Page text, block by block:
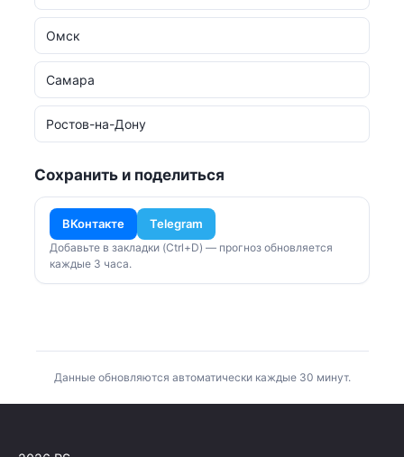
Омск
Самара
Ростов-на-Дону
Сохранить и поделиться
ВКонтакте Telegram
Добавьте в закладки (Ctrl+D) — прогноз обновляется
каждые 3 часа.
Данные обновляются автоматически каждые 30 минут.